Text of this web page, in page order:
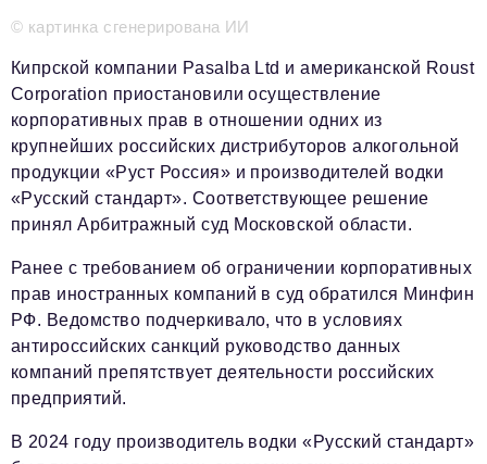
© картинка сгенерирована ИИ
Кипрской компании Pasalba Ltd и американской Roust
Corporation приостановили осуществление
корпоративных прав в отношении одних из
крупнейших российских дистрибуторов алкогольной
продукции «Руст Россия» и производителей водки
«Русский стандарт». Соответствующее решение
принял Арбитражный суд Московской области.
Ранее с требованием об ограничении корпоративных
прав иностранных компаний в суд обратился Минфин
РФ. Ведомство подчеркивало, что в условиях
антироссийских санкций руководство данных
компаний препятствует деятельности российских
предприятий.
В 2024 году производитель водки «Русский стандарт»